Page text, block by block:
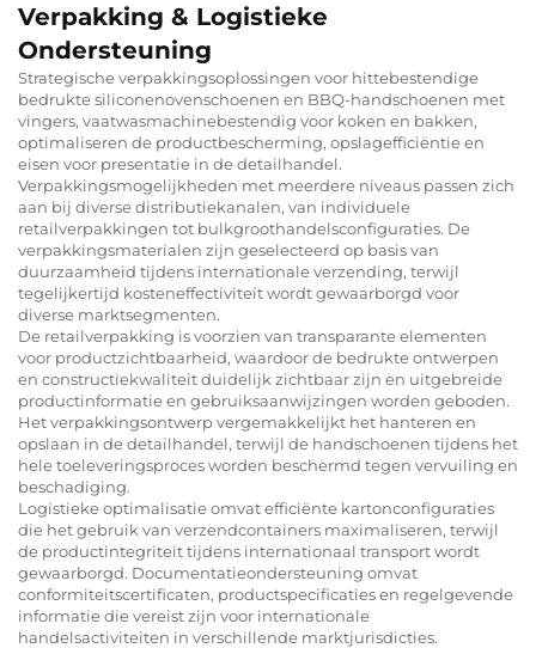
Verpakking & Logistieke
Ondersteuning
Strategische verpakkingsoplossingen voor hittebestendige
bedrukte siliconenovenschoenen en BBQ-handschoenen met
vingers, vaatwasmachinebestendig voor koken en bakken,
optimaliseren de productbescherming, opslagefficiëntie en
eisen voor presentatie in de detailhandel.
Verpakkingsmogelijkheden met meerdere niveaus passen zich
aan bij diverse distributiekanalen, van individuele
retailverpakkingen tot bulkgroothandelsconfiguraties. De
verpakkingsmaterialen zijn geselecteerd op basis van
duurzaamheid tijdens internationale verzending, terwijl
tegelijkertijd kosteneffectiviteit wordt gewaarborgd voor
diverse marktsegmenten.
De retailverpakking is voorzien van transparante elementen
voor productzichtbaarheid, waardoor de bedrukte ontwerpen
en constructiekwaliteit duidelijk zichtbaar zijn en uitgebreide
productinformatie en gebruiksaanwijzingen worden geboden.
Het verpakkingsontwerp vergemakkelijkt het hanteren en
opslaan in de detailhandel, terwijl de handschoenen tijdens het
hele toeleveringsproces worden beschermd tegen vervuiling en
beschadiging.
Logistieke optimalisatie omvat efficiënte kartonconfiguraties
die het gebruik van verzendcontainers maximaliseren, terwijl
de productintegriteit tijdens internationaal transport wordt
gewaarborgd. Documentatieondersteuning omvat
conformiteitscertificaten, productspecificaties en regelgevende
informatie die vereist zijn voor internationale
handelsactiviteiten in verschillende marktjurisdicties.